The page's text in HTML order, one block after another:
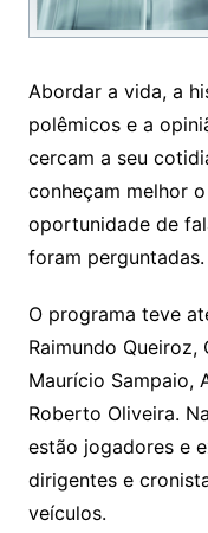
Abordar a vida, a
polêmicos e a
cercam a seu
conheçam melhor
oportunidade de
foram perguntadas.
O programa teve
Raimundo Queiroz,
Maurício Sampaio,
Roberto Oliveira.
estão jogadores e
dirigentes e
veículos.